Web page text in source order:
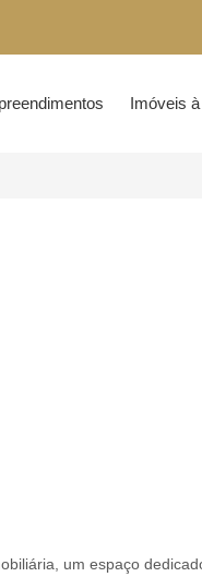
Imóveis
um espaço